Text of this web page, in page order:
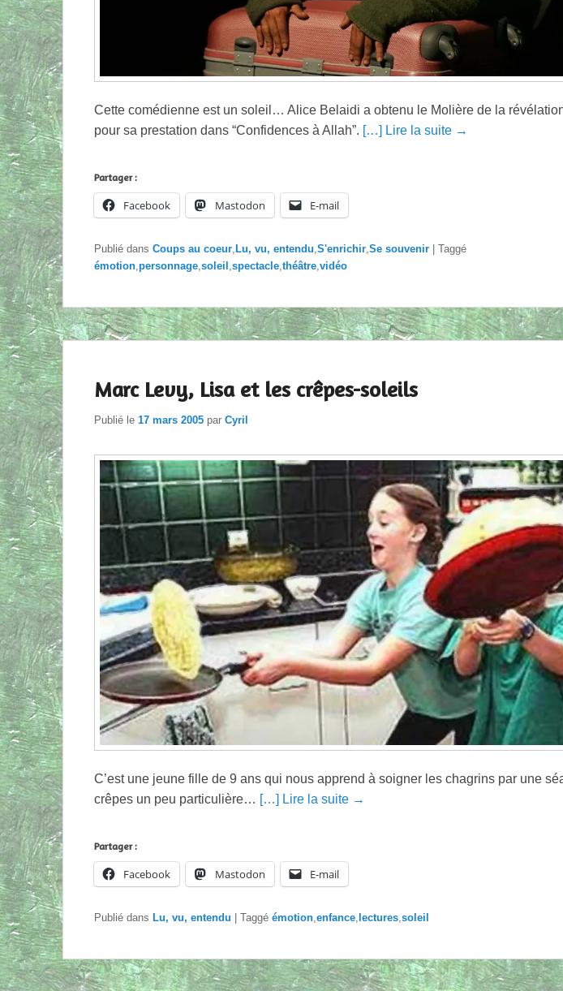
Cette comédienne est un soleil… Alice Belaidi a obtenu le Molière de la
pour sa prestation dans “Confidences à Allah”. […] Lire la suite →
Partager :
Facebook Mastodon E-mail
Publié dans Coups au coeur Lu, vu, entendu S'enrichir Se souvenir
Taggé
émotion personnage soleil spectacle théâtre vidéo
Marc Levy, Lisa et les crêpes-soleils
Publié le 17 mars 2005 par Cyril
C’est une jeune fille de 9 ans qui nous apprend à soigner les chagrins par une
crêpes un peu particulière… […] Lire la suite →
Partager :
Facebook Mastodon E-mail
Publié dans Lu, vu, entendu Taggé émotion enfance lectures soleil